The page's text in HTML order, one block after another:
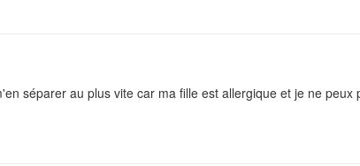
séparer au plus vite car ma fille est allergique et je ne